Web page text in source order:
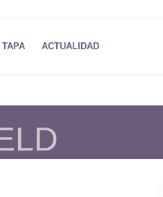
TAPA ACTUALIDAD